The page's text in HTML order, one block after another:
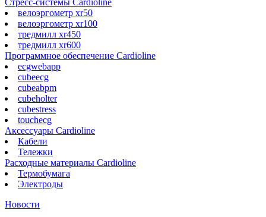
Стресс-системы Cardioline
велоэргометр xr50
велоэргометр xr100
тредмилл xr450
тредмилл xr600
Программное обеспечение Cardioline
ecgwebapp
cubeecg
cubeabpm
cubeholter
cubestress
touchecg
Аксессуары Cardioline
Кабели
Тележки
Расходные материалы Cardioline
Термобумага
Электроды
Новости